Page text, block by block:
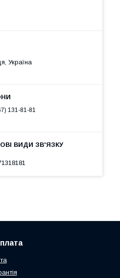
Україна
131-81-81